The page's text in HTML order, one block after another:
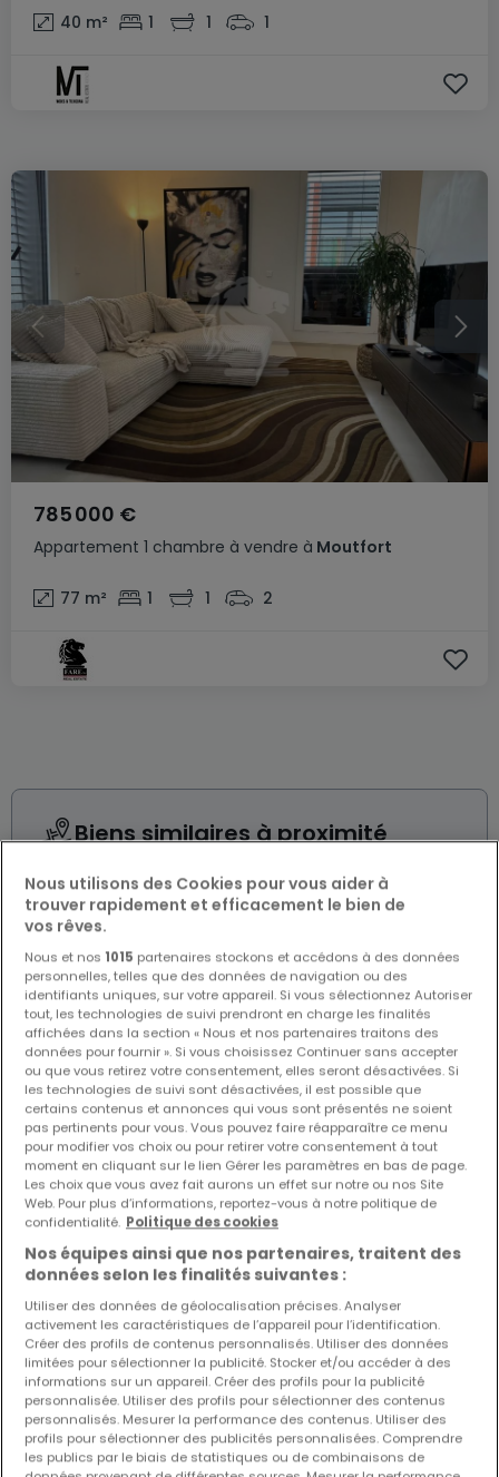
40 m² 1 1 1
Appartement 1 chambre à vendre à Moutfort
785 000 €
77 m² 1 1 2
Biens similaires à proximité
intéressent ? Ces annonces suggérées
pourraient vous intéresser.
Appartement 1 chambreà vendre àSchuttrange
579 581 €
56 m² 1 1 2
EXCLUSIVITÉ ATHOME
Nous utilisons des Cookies pour vous aider à
trouver rapidement et efficacement le bien de
vos rêves.
Nous et nos 1015 partenaires stockons et accédons à des données
personnelles, telles que des données de navigation ou des
identifiants uniques, sur votre appareil. Si vous sélectionnez Autoriser
tout, les technologies de suivi prendront en charge les finalités
affichées dans la section « Nous et nos partenaires traitons des
données pour fournir ». Si vous choisissez Continuer sans accepter
ou que vous retirez votre consentement, elles seront désactivées. Si
les technologies de suivi sont désactivées, il est possible que
certains contenus et annonces qui vous sont présentés ne soient
pas pertinents pour vous. Vous pouvez faire réapparaître ce menu
pour modifier vos choix ou pour retirer votre consentement à tout
moment en cliquant sur le lien Gérer les paramètres en bas de page.
Les choix que vous avez fait aurons un effet sur notre ou nos Site
Web. Pour plus d’informations, reportez-vous à notre politique de
confidentialité. Politique des cookies
Nos équipes ainsi que nos partenaires, traitent des
données selon les finalités suivantes :
Utiliser des données de géolocalisation précises. Analyser
activement les caractéristiques de l’appareil pour l’identification.
Créer des profils de contenus personnalisés. Utiliser des données
limitées pour sélectionner la publicité. Stocker et/ou accéder à des
informations sur un appareil. Créer des profils pour la publicité
personnalisée. Utiliser des profils pour sélectionner des contenus
personnalisés. Mesurer la performance des contenus. Utiliser des
profils pour sélectionner des publicités personnalisées. Comprendre
les publics par le biais de statistiques ou de combinaisons de